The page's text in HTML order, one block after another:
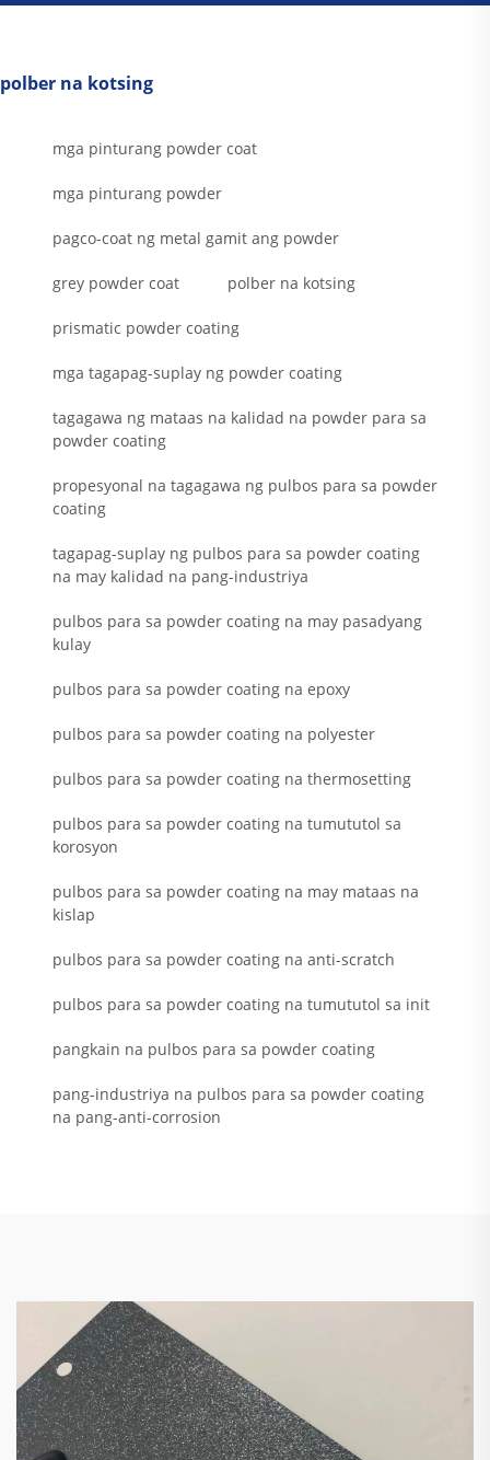
polber na kotsing
mga pinturang powder coat
mga pinturang powder
pagco-coat ng metal gamit ang powder
grey powder coat polber na kotsing
prismatic powder coating
mga tagapag-suplay ng powder coating
tagagawa ng mataas na kalidad na powder para sa
powder coating
propesyonal na tagagawa ng pulbos para sa powder
coating
tagapag-suplay ng pulbos para sa powder coating
na may kalidad na pang-industriya
pulbos para sa powder coating na may pasadyang
kulay
pulbos para sa powder coating na epoxy
pulbos para sa powder coating na polyester
pulbos para sa powder coating na thermosetting
pulbos para sa powder coating na tumututol sa
korosyon
pulbos para sa powder coating na may mataas na
kislap
pulbos para sa powder coating na anti-scratch
pulbos para sa powder coating na tumututol sa init
pangkain na pulbos para sa powder coating
pang-industriya na pulbos para sa powder coating
na pang-anti-corrosion